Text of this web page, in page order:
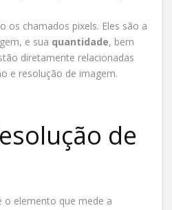
os chamados pixels. Eles são a
e sua quantidade, bem
diretamente relacionadas
e resolução de imagem.
de
o elemento que mede a